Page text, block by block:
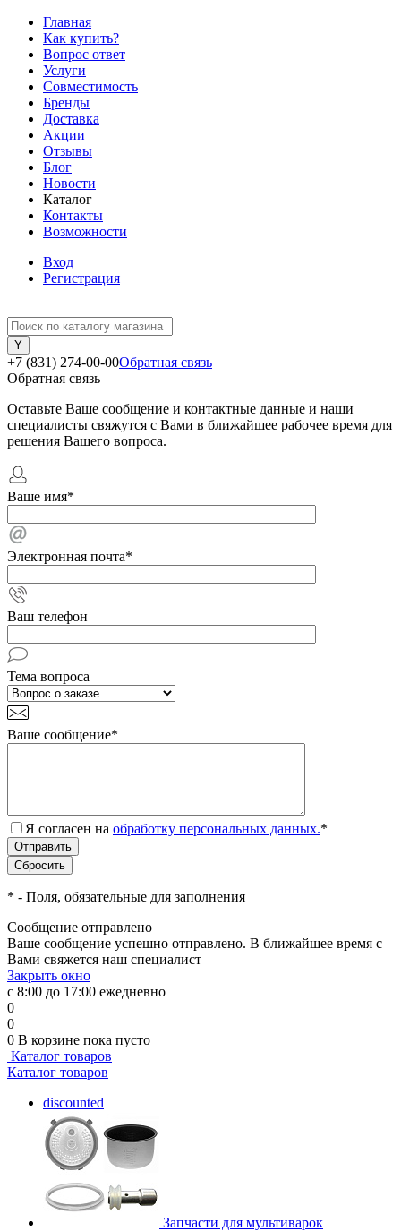
Главная
Как купить?
Вопрос ответ
Услуги
Совместимость
Бренды
Доставка
Акции
Отзывы
Блог
Новости
Каталог
Контакты
Возможности
Вход
Регистрация
+7 (831) 274-00-00Обратная связь
Обратная связь
Оставьте Ваше сообщение и контактные данные и наши
специалисты свяжутся с Вами в ближайшее рабочее время для
решения Вашего вопроса.
Ваше имя*
Электронная почта*
Ваш телефон
Тема вопроса
Ваше сообщение*
Я согласен на обработку персональных данных.*
* - Поля, обязательные для заполнения
Сообщение отправлено
Ваше сообщение успешно отправлено. В ближайшее время с
Вами свяжется наш специалист
Закрыть окно
с 8:00 до 17:00 ежедневно
0
0
0 В корзине пока пусто
Каталог товаров
Каталог товаров
discounted
Запчасти для мультиварок